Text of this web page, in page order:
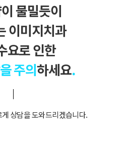
물밀듯이
이미지치과
요로 인한
주의하세요.
상담을 도와드리겠습니다.